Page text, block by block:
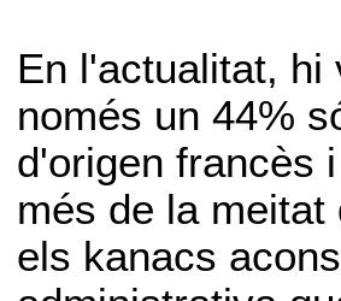
En l'actualitat, hi
només un 44%
d'origen francès
més de la
els kanacs